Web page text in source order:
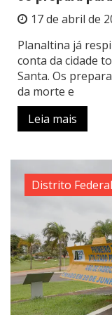
17 de abril de
Planaltina já
conta da cidade
Santa. Os
da morte e
Leia mais
Distrito Federal